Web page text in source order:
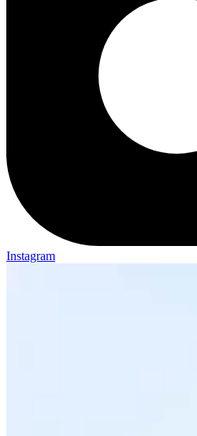
Instagram